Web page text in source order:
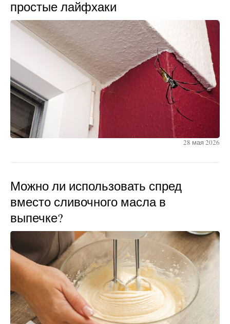
простые лайфхаки
28 мая 2026
Можно ли использовать спред
вместо сливочного масла в
выпечке?